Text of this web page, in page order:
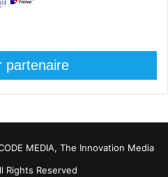
partenaire
MEDIA, The Innovation Media
Rights Reserved